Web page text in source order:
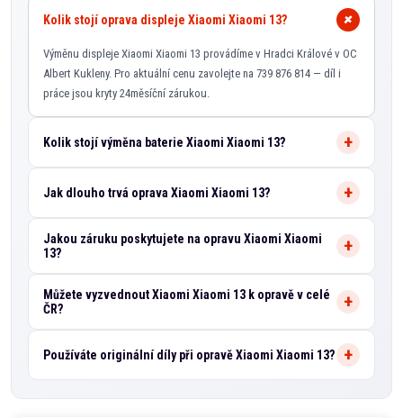
Kolik stojí oprava displeje Xiaomi Xiaomi 13?
Výměnu displeje Xiaomi Xiaomi 13 provádíme v Hradci Králové v OC
Albert Kukleny. Pro aktuální cenu zavolejte na 739 876 814 — díl i
práce jsou kryty 24měsíční zárukou.
Kolik stojí výměna baterie Xiaomi Xiaomi 13?
Jak dlouho trvá oprava Xiaomi Xiaomi 13?
Jakou záruku poskytujete na opravu Xiaomi Xiaomi
13?
Můžete vyzvednout Xiaomi Xiaomi 13 k opravě v celé
ČR?
Používáte originální díly při opravě Xiaomi Xiaomi 13?